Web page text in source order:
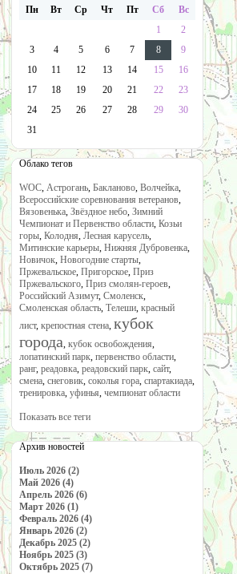
Пн Вт Ср Чт Пт Сб
Вс
1
2
3
4 5 6 7 8
9
10
11 12 13 14 15
16
17
18 19 20 21 22
23
24
25 26 27 28 29
30
31
Облако тегов
WOC, Астрогань, Бакланово, Волчейка,
Всероссийские соревнования ветеранов,
Вязовенька, Звёздное небо, Зимний
Чемпионат и Первенство области, Козьи
горы, Колодня, Лесная карусель,
Митинские карьеры, Нижняя Дубровенка,
Новичок, Новогодние старты,
Пржевальское, Пригорское, Приз
Пржевальского, Приз смолян-героев,
Российский Азимут, Смоленск,
Смоленская область, Телеши, красный
лист, крепостная стена, кубок
города, кубок освобождения,
лопатинский парк, первенство области,
ранг, реадовка, реадовский парк, сайт,
смена, снеговик, соколья гора, спартакиада,
тренировка, уфинья, чемпионат области
Показать все теги
Архив новостей
Июль 2026 (2)
Май 2026 (4)
Апрель 2026 (6)
Март 2026 (1)
Февраль 2026 (4)
Январь 2026 (2)
Декабрь 2025 (2)
Ноябрь 2025 (3)
Октябрь 2025 (7)